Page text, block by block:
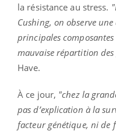
la résistance au stress.
Cushing, on observe
principales
mauvaise répartition des
Have.
À ce jour, "chez la
pas d’explication à la
facteur génétique, ni de